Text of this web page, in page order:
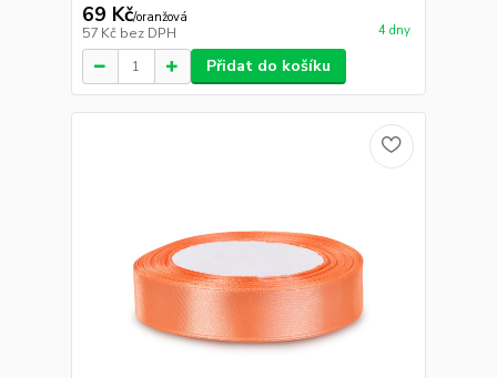
69 Kč/oranžová
57 Kč bez DPH 4 dny
Přidat do košíku